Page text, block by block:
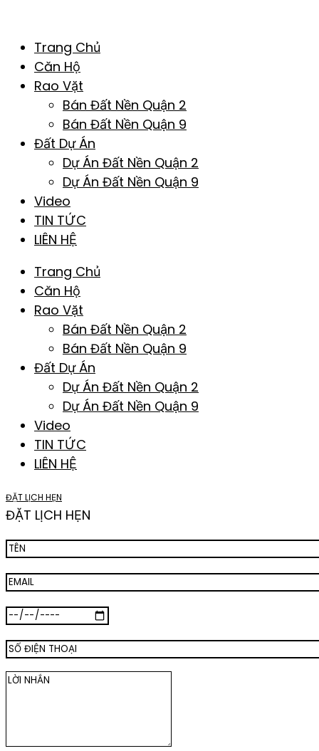
Trang Chủ
Căn Hộ
Rao Vặt
Bán Đất Nền Quận 2
Bán Đất Nền Quận 9
Đất Dự Án
Dự Án Đất Nền Quận 2
Dự Án Đất Nền Quận 9
Video
TIN TỨC
LIÊN HỆ
Trang Chủ
Căn Hộ
Rao Vặt
Bán Đất Nền Quận 2
Bán Đất Nền Quận 9
Đất Dự Án
Dự Án Đất Nền Quận 2
Dự Án Đất Nền Quận 9
Video
TIN TỨC
LIÊN HỆ
ĐẶT LỊCH HẸN
ĐẶT LỊCH HẸN